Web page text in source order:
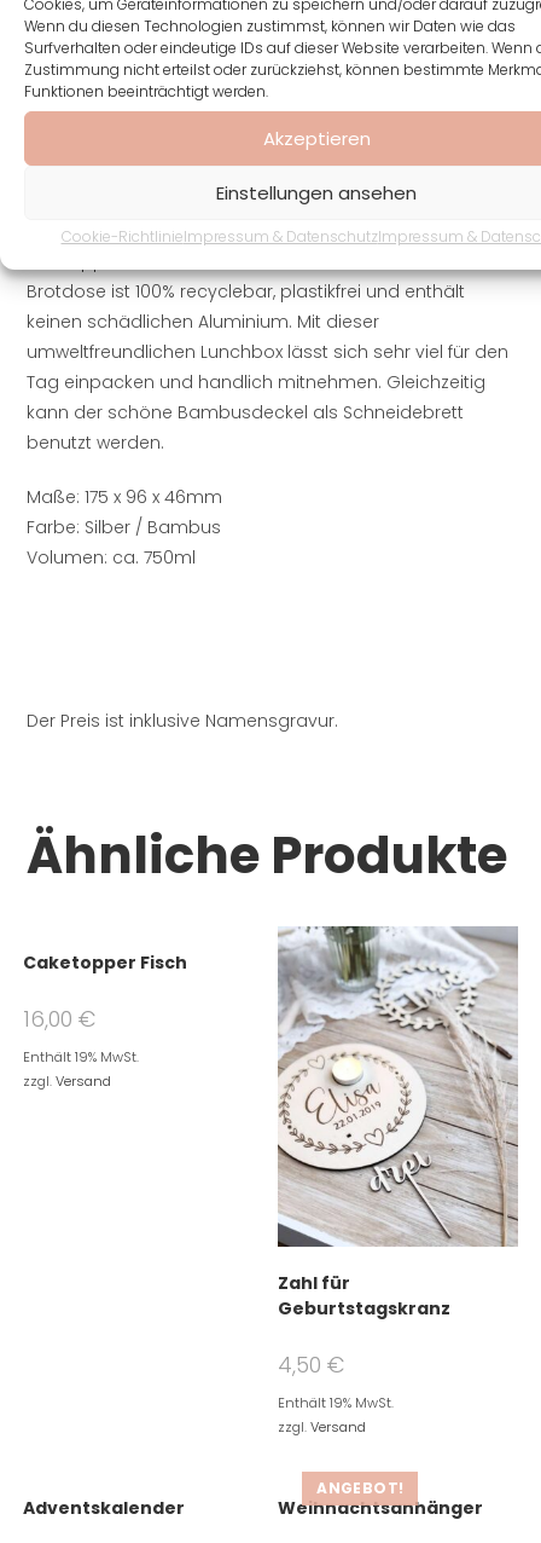
Cookies, um Geräteinformationen zu speichern und/oder darauf
Wenn du diesen Technologien zustimmst, können wir Daten wie das
Surfverhalten oder eindeutige IDs auf dieser Website verarbeiten. Wenn
Zustimmung nicht erteilst oder zurückziehst, können bestimmte
Funktionen beeinträchtigt werden.
Akzeptieren
Einstellungen ansehen
Cookie-RichtlinieImpressum & DatenschutzImpressum &
Diese hochwertige Qualitätsdose ist ein perfekter
Begleiter für den Alltag. Für leckere Mahlzeiten oder den
nächsten Lebensmitteleinkauf, lässt sich diese leichte
und robuste Weißblech Dose optimal nutzen. Der
schöne Bambusdeckel lässt sich optimal mit
Brotdose ist 100% recyclebar, plastikfrei und enthält
keinen schädlichen Aluminium. Mit dieser
umweltfreundlichen Lunchbox lässt sich sehr viel für den
Tag einpacken und handlich mitnehmen. Gleichzeitig
kann der schöne Bambusdeckel als Schneidebrett
benutzt werden.
Maße: 175 x 96 x 46mm
Farbe: Silber / Bambus
Volumen: ca. 750ml
Der Preis ist inklusive Namensgravur.
Ähnliche Produkte
Caketopper Fisch
16,00 €
Enthält 19% MwSt.
zzgl.Versand
Zahl für
Geburtstagskranz
4,50€
Enthält 19% MwSt.
zzgl.Versand
Adventskalender
ANGEBOT!
Weihnachtsanhänger